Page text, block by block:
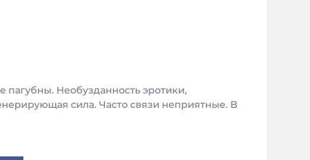
Необузданность эротики,
сила. Часто связи неприятные. В